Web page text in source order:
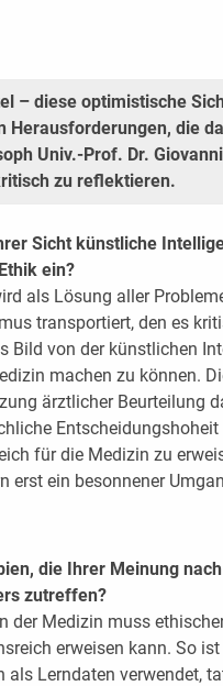
– diese optimistische
Herausforderungen, die
Univ.-Prof. Dr.
zu reflektieren.
Sicht künstliche
ein?
als Lösung aller
transportiert, den es
Bild von der künstlichen
machen zu können.
ärztlicher Beurteilung
Entscheidungshoheit
für die Medizin zu
erst ein besonnener
die Ihrer Meinung
zutreffen?
der Medizin muss
erweisen kann. So
als Lerndaten verwendet,